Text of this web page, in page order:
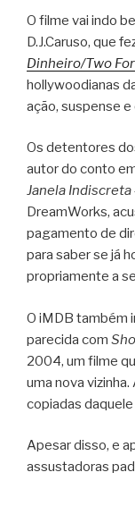
O filme vai indo
D.J.Caruso, que
Dinheiro/Two
hollywoodianas
ação, suspense
Os detentores
autor do conto
Janela Indiscreta
DreamWorks,
pagamento de
para saber se já
propriamente a
O iMDB também
parecida com
2004, um filme
uma nova
copiadas
Apesar disso, e
assustadoras